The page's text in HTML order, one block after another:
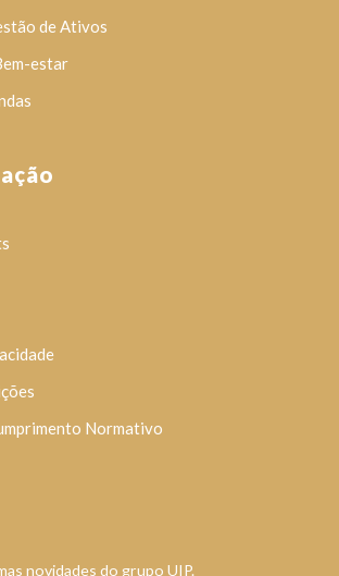
de Ativos
estar
Normativo
novidades do grupo UIP.